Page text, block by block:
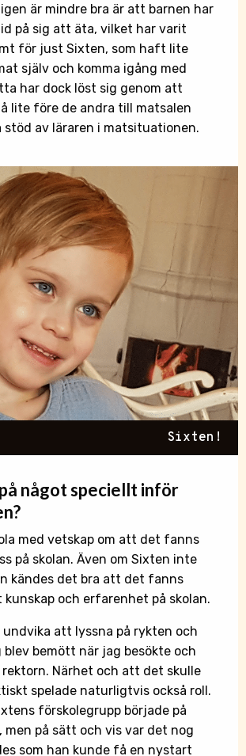
är mindre bra är att barnen har
på sig att äta, vilket har varit
för just Sixten, som haft lite
själv och komma igång med
har dock löst sig genom att
lite före de andra till matsalen
av läraren i matsituationen.
Sixten!
på något speciellt inför
med vetskap om att det fanns
på skolan. Även om Sixten inte
kändes det bra att det fanns
och erfarenhet på skolan.
att lyssna på rykten och
blev bemött när jag besökte och
rektorn. Närhet och att det skulle
spelade naturligtvis också roll.
förskolegrupp började på
men på sätt och vis var det nog
som han kunde få en nystart